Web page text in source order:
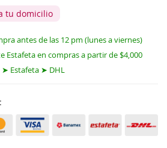
tu domicilio
antes de las 12 pm (lunes a viernes)
Estafeta en compras a partir de $4,000
➤ Estafeta ➤ DHL